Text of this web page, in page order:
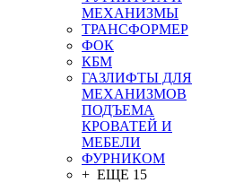
МЕХАНИЗМЫ
ТРАНСФОРМЕР
ФОК
КБМ
ГАЗЛИФТЫ ДЛЯ
МЕХАНИЗМОВ
ПОДЪЕМА
КРОВАТЕЙ И
МЕБЕЛИ
ФУРНИКОМ
+ ЕЩЕ 15